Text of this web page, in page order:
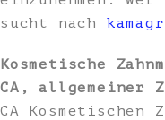
sucht nach
Kosmetische
CA, allgemeiner
CA